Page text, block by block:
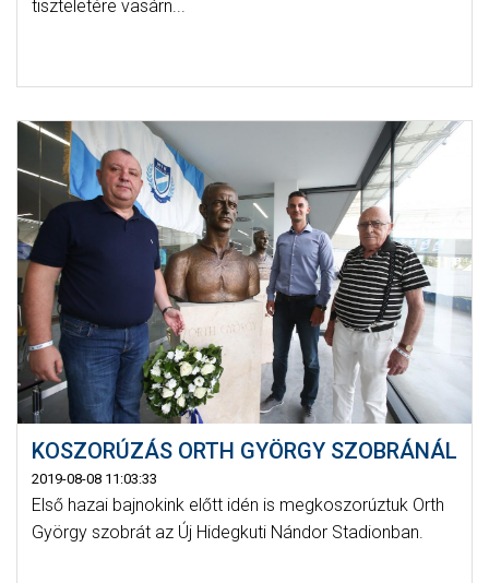
tiszteletére vasárn...
KOSZORÚZÁS ORTH GYÖRGY SZOBRÁNÁL
2019-08-08 11:03:33
Első hazai bajnokink előtt idén is megkoszorúztuk Orth
György szobrát az Új Hidegkuti Nándor Stadionban.